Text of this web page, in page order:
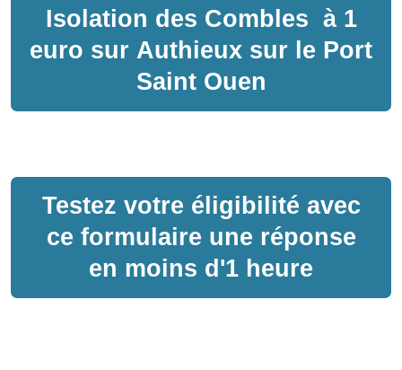
Isolation des Combles à 1
euro sur Authieux sur le Port
Saint Ouen
Testez votre éligibilité avec
ce formulaire une réponse
en moins d'1 heure